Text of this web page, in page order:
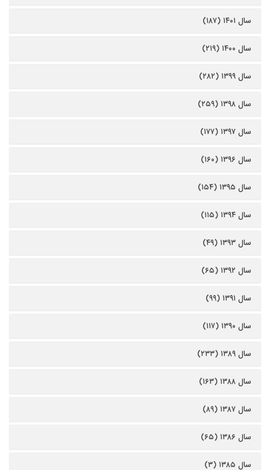
سال ۱۴۰۱ (۱۸۷)
سال ۱۴۰۰ (۲۱۹)
سال ۱۳۹۹ (۲۸۲)
سال ۱۳۹۸ (۲۵۹)
سال ۱۳۹۷ (۱۷۷)
سال ۱۳۹۶ (۱۶۰)
سال ۱۳۹۵ (۱۵۴)
سال ۱۳۹۴ (۱۱۵)
سال ۱۳۹۳ (۴۹)
سال ۱۳۹۲ (۶۵)
سال ۱۳۹۱ (۹۹)
سال ۱۳۹۰ (۱۱۷)
سال ۱۳۸۹ (۲۳۳)
سال ۱۳۸۸ (۱۶۳)
سال ۱۳۸۷ (۸۹)
سال ۱۳۸۶ (۶۵)
سال ۱۳۸۵ (۳)